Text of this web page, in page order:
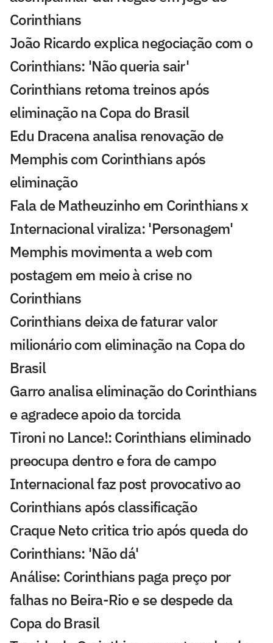
Corinthians
João Ricardo explica negociação com o
Corinthians: 'Não queria sair'
Corinthians retoma treinos após
eliminação na Copa do Brasil
Edu Dracena analisa renovação de
Memphis com Corinthians após
eliminação
Fala de Matheuzinho em Corinthians x
Internacional viraliza: 'Personagem'
Memphis movimenta a web com
postagem em meio à crise no
Corinthians
Corinthians deixa de faturar valor
milionário com eliminação na Copa do
Brasil
Garro analisa eliminação do Corinthians
e agradece apoio da torcida
Tironi no Lance!: Corinthians eliminado
preocupa dentro e fora de campo
Internacional faz post provocativo ao
Corinthians após classificação
Craque Neto critica trio após queda do
Corinthians: 'Não dá'
Análise: Corinthians paga preço por
falhas no Beira-Rio e se despede da
Copa do Brasil